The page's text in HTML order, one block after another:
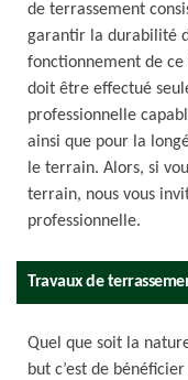
de terrassement
garantir la durabilité
fonctionnement de
doit être effectué
professionnelle
ainsi que pour la
le terrain. Alors, si
terrain, nous vous
professionnelle.
Travaux de
Quel que soit la
but c’est de